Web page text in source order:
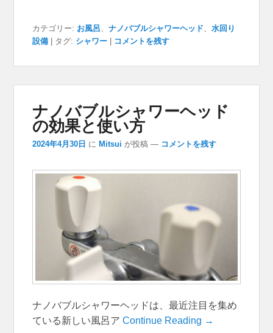
カテゴリー: お風呂、ナノバブルシャワーヘッド、水回り
設備
タグ: シャワー コメントを残す
ナノバブルシャワーヘッド
の効果と使い方
2024年4月30日 に Mitsui が投稿 — コメントを残す
ナノバブルシャワーヘッドは、最近注目を集め
ている新しい風呂アContinue Reading →